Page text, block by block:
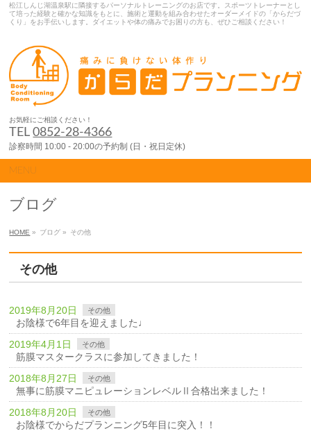
松江しんじ湖温泉駅に隣接するパーソナルトレーニングのお店です。スポーツトレーナーとし
て培った経験と確かな知識をもとに、施術と運動を組み合わせたオーダーメイドの「からだづ
くり」をお手伝いします。ダイエットや体の痛みでお困りの方も、ぜひご相談ください！
お気軽にご相談ください！
TEL0852-28-4366
診察時間 10:00 - 20:00の予約制 (日・祝日定休)
MENU
ブログ
HOME » ブログ » その他
その他
2019年8月20日 その他
お陰様で6年目を迎えました♩
2019年4月1日
その他
筋膜マスタークラスに参加してきました！
2018年8月27日
その他
無事に筋膜マニピュレーションレベルⅡ合格出来ました！
2018年8月20日
その他
お陰様でからだプランニング5年目に突入！！